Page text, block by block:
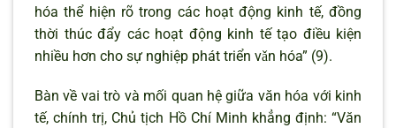
hóa thể hiện rõ trong các hoạt động kinh tế, đồng
thời thúc đẩy các hoạt động kinh tế tạo điều kiện
nhiều hơn cho sự nghiệp phát triển vǎn hóa” (9).
Bàn về vai trò và mối quan hệ giữa văn hóa với kinh
tế, chính trị, Chủ tịch Hồ Chí Minh khẳng định: “Văn